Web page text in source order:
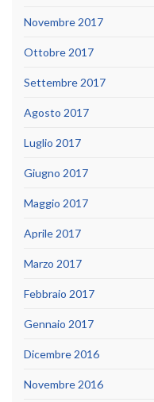
Novembre 2017
Ottobre 2017
Settembre 2017
Agosto 2017
Luglio 2017
Giugno 2017
Maggio 2017
Aprile 2017
Marzo 2017
Febbraio 2017
Gennaio 2017
Dicembre 2016
Novembre 2016